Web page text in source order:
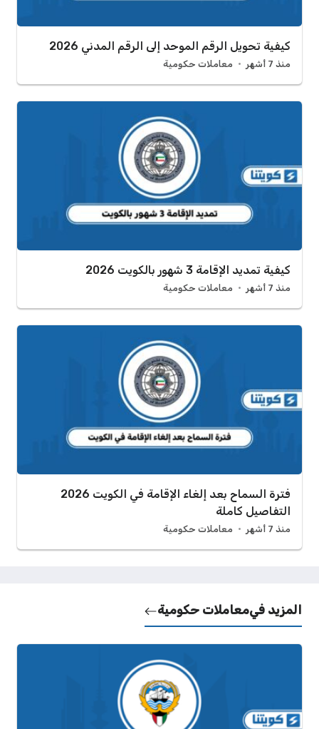
كيفية تحويل الرقم الموحد إلى الرقم المدني 2026
منذ 7 أشهر معاملات حكومية
كيفية تمديد الإقامة 3 شهور بالكويت 2026
منذ 7 أشهر معاملات حكومية
فترة السماح بعد إلغاء الإقامة في الكويت 2026
التفاصيل كاملة
منذ 7 أشهر معاملات حكومية
المزيد فيمعاملات حكومية